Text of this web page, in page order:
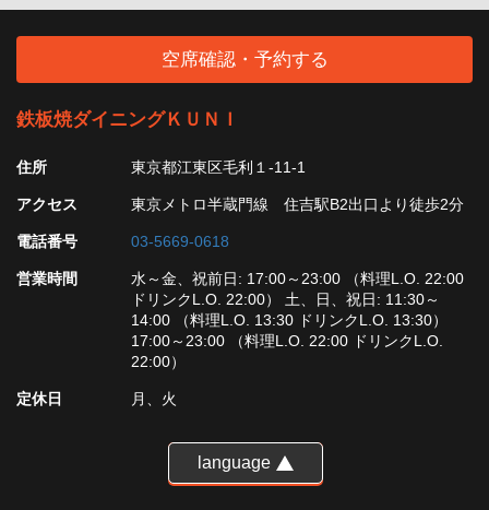
空席確認・予約する
鉄板焼ダイニングＫＵＮＩ
住所 東京都江東区毛利１-11-1
アクセス 東京メトロ半蔵門線 住吉駅B2出口より徒歩2分
電話番号 03-5669-0618
営業時間
水～金、祝前日: 17:00～23:00 （料理L.O. 22:00
ドリンクL.O. 22:00） 土、日、祝日: 11:30～
14:00 （料理L.O. 13:30 ドリンクL.O. 13:30）
17:00～23:00 （料理L.O. 22:00 ドリンクL.O.
22:00）
定休日 月、火
language